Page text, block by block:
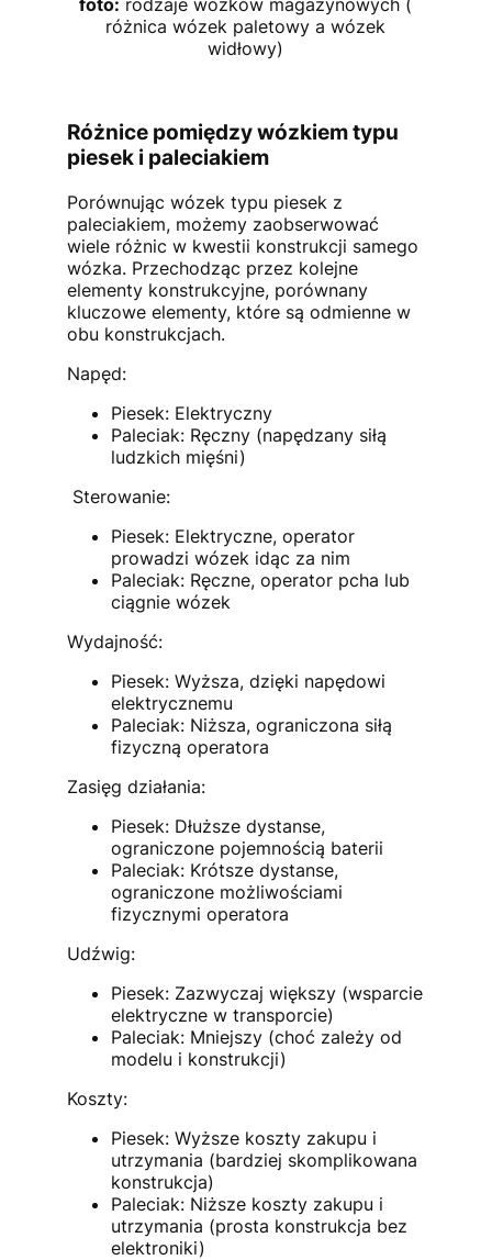
foto: rodzaje wózków magazynowych (
różnica wózek paletowy a wózek
widłowy)
Różnice pomiędzy wózkiem typu
piesek i paleciakiem
Porównując wózek typu piesek z
paleciakiem, możemy zaobserwować
wiele różnic w kwestii konstrukcji samego
wózka. Przechodząc przez kolejne
elementy konstrukcyjne, porównany
kluczowe elementy, które są odmienne w
obu konstrukcjach.
Napęd:
Piesek: Elektryczny
Paleciak: Ręczny (napędzany siłą
ludzkich mięśni)
Sterowanie:
Piesek: Elektryczne, operator
prowadzi wózek idąc za nim
Paleciak: Ręczne, operator pcha lub
ciągnie wózek
Wydajność:
Piesek: Wyższa, dzięki napędowi
elektrycznemu
Paleciak: Niższa, ograniczona siłą
fizyczną operatora
Zasięg działania:
Piesek: Dłuższe dystanse,
ograniczone pojemnością baterii
Paleciak: Krótsze dystanse,
ograniczone możliwościami
fizycznymi operatora
Udźwig:
Piesek: Zazwyczaj większy (wsparcie
elektryczne w transporcie)
Paleciak: Mniejszy (choć zależy od
modelu i konstrukcji)
Koszty:
Piesek: Wyższe koszty zakupu i
utrzymania (bardziej skomplikowana
konstrukcja)
Paleciak: Niższe koszty zakupu i
utrzymania (prosta konstrukcja bez
elektroniki)